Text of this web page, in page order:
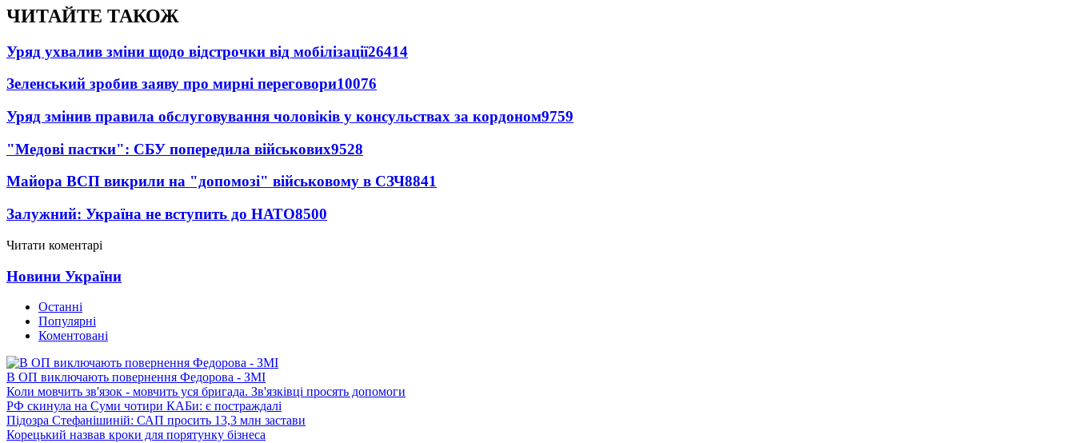
ЧИТАЙТЕ ТАКОЖ
Уряд ухвалив зміни щодо відстрочки від мобілізації26414
Зеленський зробив заяву про мирні переговори10076
Уряд змінив правила обслуговування чоловіків у консульствах за кордоном9759
"Медові пастки": СБУ попередила військових9528
Майора ВСП викрили на "допомозі" військовому в СЗЧ8841
Залужний: Україна не вступить до НАТО8500
Читати коментарі
Новини України
Останні
Популярні
Коментовані
В ОП виключають повернення Федорова - ЗМІ
Коли мовчить зв'язок - мовчить уся бригада. Зв'язківці просять допомоги
РФ скинула на Суми чотири КАБи: є постраждалі
Підозра Стефанішиній: САП просить 13,3 млн застави
Корецький назвав кроки для порятунку бізнеса